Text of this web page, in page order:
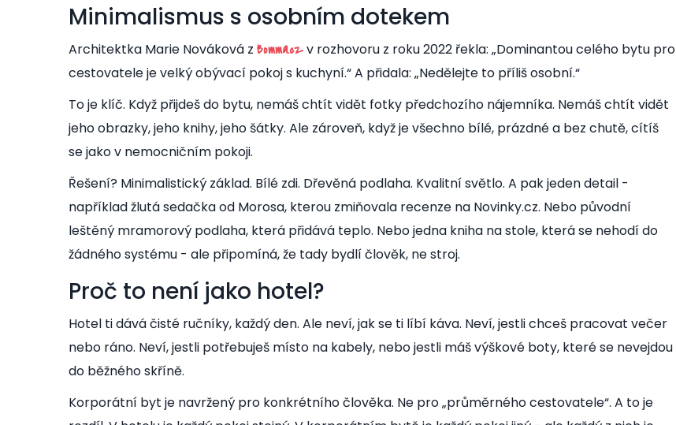
Minimalismus s osobním dotekem
Architektka Marie Nováková z Bomma.czv rozhovoru z roku 2022 řekla: „Dominantou celého bytu pro
cestovatele je velký obývací pokoj s kuchyní.“ A přidala: „Nedělejte to příliš osobní.“
To je klíč. Když přijdeš do bytu, nemáš chtít vidět fotky předchozího nájemníka. Nemáš chtít vidět
jeho obrazky, jeho knihy, jeho šátky. Ale zároveň, když je všechno bílé, prázdné a bez chutě, cítíš
se jako v nemocničním pokoji.
Řešení? Minimalistický základ. Bílé zdi. Dřevěná podlaha. Kvalitní světlo. A pak jeden detail -
například žlutá sedačka od Morosa, kterou zmiňovala recenze na Novinky.cz. Nebo původní
leštěný mramorový podlaha, která přidává teplo. Nebo jedna kniha na stole, která se nehodí do
žádného systému - ale připomíná, že tady bydlí člověk, ne stroj.
Proč to není jako hotel?
Hotel ti dává čisté ručníky, každý den. Ale neví, jak se ti líbí káva. Neví, jestli chceš pracovat večer
nebo ráno. Neví, jestli potřebuješ místo na kabely, nebo jestli máš výškové boty, které se nevejdou
do běžného skříně.
Korporátní byt je navržený pro konkrétního člověka. Ne pro „průměrného cestovatele“. A to je